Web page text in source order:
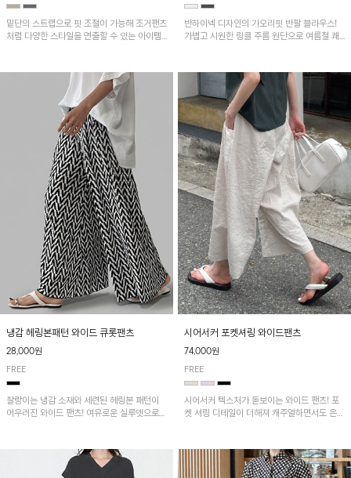
밑단의 스트랩으로 핏 조절이 가능해 조거팬츠
처럼 다양한 스타일을 연출할 수 있는 아이템!
반하이넥 디자인의 가오리핏 반팔 블라우스!
가볍고 시원한 링클 주름 원단으로 여름철 쾌
냉감 헤링본패턴 와이드 큐롯팬츠
28,000원
FREE
찰랑이는 냉감 소재와 세련된 헤링본 패턴이
어우러진 와이드 팬츠! 여유로운 실루엣으로
시어서커 포켓셔링 와이드팬츠
74,000원
FREE
시어서커 텍스처가 돋보이는 와이드 팬츠! 포
켓 셔링 디테일이 더해져 캐주얼하면서도 은은
다. 가볍고 쾌적한 착용감으로 여름철 데일리
아이템으로 활용하기 좋아요~